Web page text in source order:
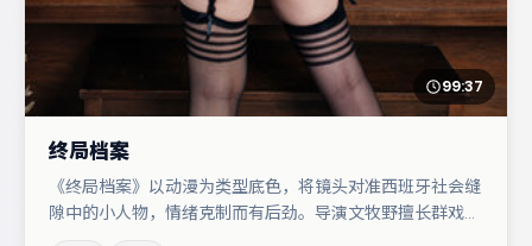
99:37
终局档案
《终局档案》以动漫为类型底色，将镜头对准西班牙社会缝
隙中的小人物，情绪克制而有后劲。导演文牧野擅长群戏与